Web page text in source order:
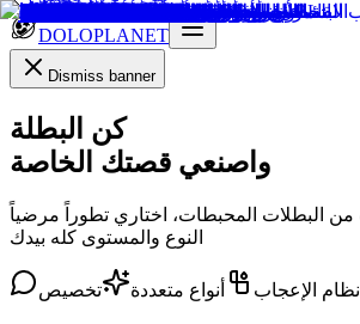
DOLOPLANET
Dismiss banner
كن البطلة
واصنعي قصتك الخاصة
النوع والمستوى كله بيدك
نظام الإعجاب أنواع متعددة تخصيص